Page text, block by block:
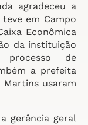
agradeceu a
em Campo
Econômica
da instituição
de
a prefeita
Martins usaram
gerência geral